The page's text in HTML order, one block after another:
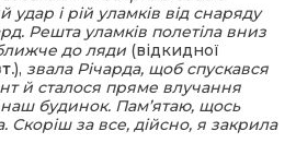
і рій уламків від снаряду
Решта уламків полетіла вниз
до ляди (відкидної
), звала Річарда, щоб спускався
й сталося пряме влучання
будинок. Пам’ятаю, щось
Скоріш за все, дійсно, я закрила